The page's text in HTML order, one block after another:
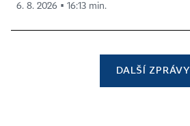
6. 8. 2026 ▪ 16:13 min.
DALŠÍ ZPRÁVY